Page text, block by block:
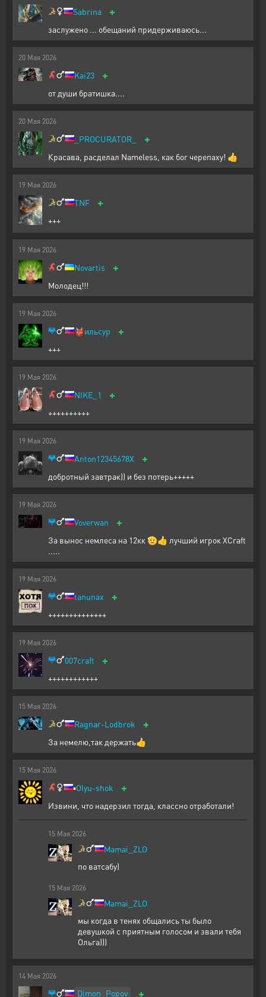
Sabrina +
заслужено ... обещаний придерживаюсь...
20 Мая 2026
Kai23 +
от души братишка....
20 Мая 2026
_PROCURATOR_ +
Красава, расделал Nameless, как бог черепаху! 👍
19 Мая 2026
TNF +
+++
19 Мая 2026
Novartis +
Молодец!!!
19 Мая 2026
👹ильсур +
+++
19 Мая 2026
NIKE_1 +
++++++++++
19 Мая 2026
Anton12345678X +
добротный завтрак)) и без потерь+++++
19 Мая 2026
Voverwan +
За вынос немлеса на 12кк 🫡👍 лучший игрок XCraft
19 Мая 2026
tanunax +
++++++++++++++
19 Мая 2026
007craft +
++++++++++++
15 Мая 2026
Ragnar-Lodbrok +
За немелю,так держать👍
15 Мая 2026
▪️Olyu-shok +
Извини, что надерзил тогда, классно отработали!
15 Мая 2026
Mamai_ZLO
по ватсабу)
15 Мая 2026
Mamai_ZLO
мы когда в тенях общались ты было
девушкой с приятным голосом и звали тебя
Ольга)))
14 Мая 2026
Dimon_Popov +